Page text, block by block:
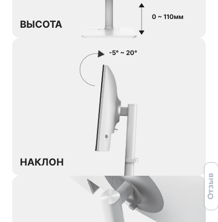
ВЫСОТА
0 ~ 110мм
НАКЛОН
-5° ~ 20°
Отзыв